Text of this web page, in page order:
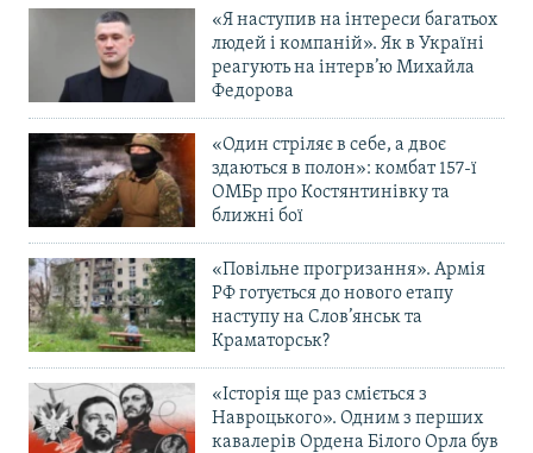
«Я наступив на інтереси багатьох
людей і компаній». Як в Україні
реагують на інтерв’ю Михайла
Федорова
«Один стріляє в себе, а двоє
здаються в полон»: комбат 157-ї
ОМБр про Костянтинівку та
ближні бої
«Повільне прогризання». Армія
РФ готується до нового етапу
наступу на Слов’янськ та
Краматорськ?
«Історія ще раз сміється з
Навроцького». Одним з перших
кавалерів Ордена Білого Орла був